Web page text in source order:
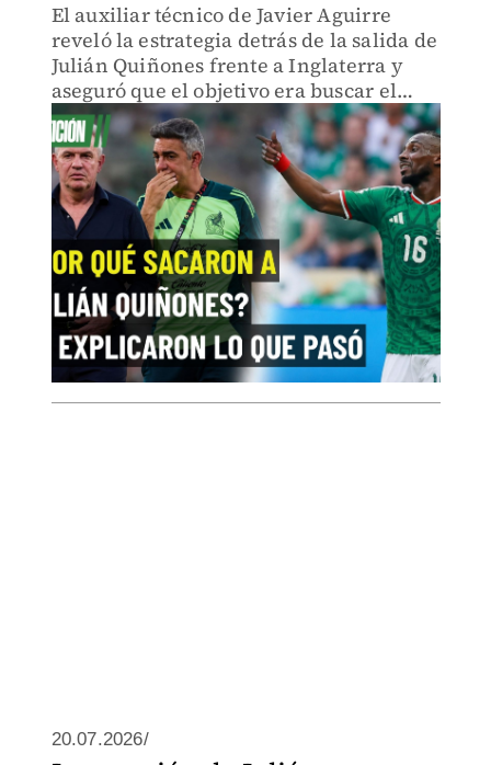
El auxiliar técnico de Javier Aguirre
reveló la estrategia detrás de la salida de
Julián Quiñones frente a Inglaterra y
aseguró que el objetivo era buscar el
empate mediante el juego aéreo o
disparos de media distancia.
20.07.2026/